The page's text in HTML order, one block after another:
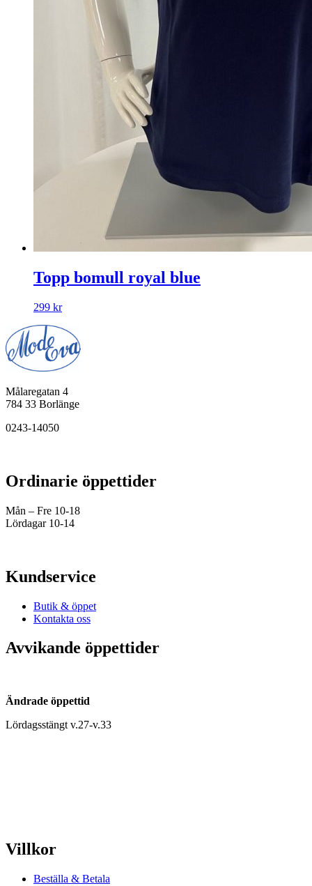
Topp bomull royal blue
299 kr
Målaregatan 4
784 33 Borlänge
0243-14050
Ordinarie öppettider
Mån – Fre 10-18
Lördagar 10-14
Kundservice
Butik & öppet
Kontakta oss
Avvikande öppettider
Ändrade öppettid
Lördagsstängt v.27-v.33
Villkor
Beställa & Betala